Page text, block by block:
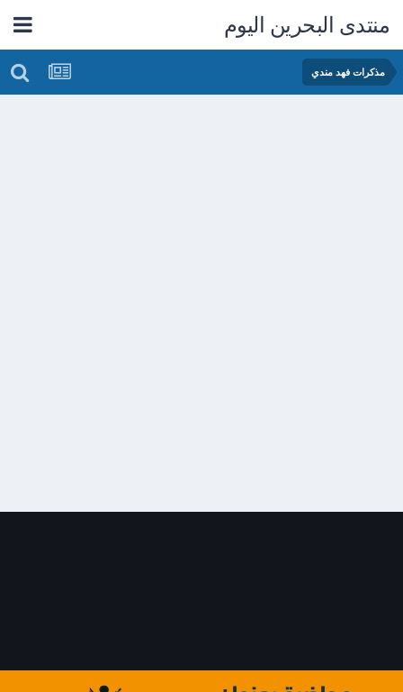
منتدى البحرين اليوم
مذكرات فهد مندي